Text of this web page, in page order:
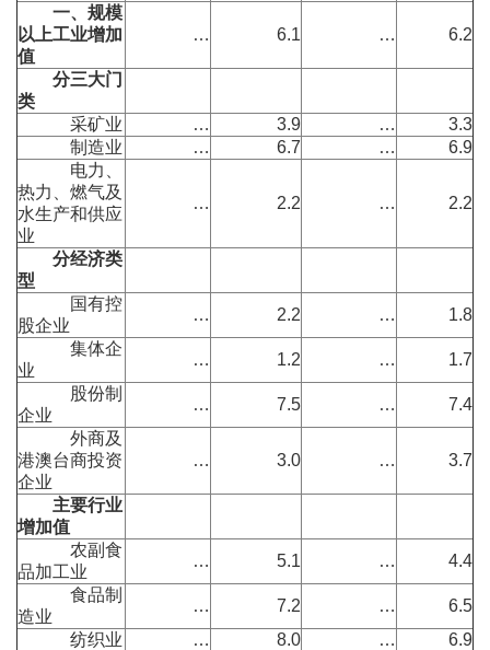
一、规模
以上工业增加
值
… 6.1 … 6.2
分三大门
类
采矿业
… 3.9 …
3.3
制造业
… 6.7 …
6.9
电力、
热力、燃气及
水生产和供应
业
… 2.2 … 2.2
分经济类
型
国有控
股企业
… 2.2 …
1.8
集体企
业
… 1.2 …
1.7
股份制
企业
… 7.5 …
7.4
外商及
港澳台商投资
企业
… 3.0 … 3.7
主要行业
增加值
农副食
品加工业
… 5.1 …
4.4
食品制
造业
… 7.2 …
6.5
纺织业
… 8.0 …
6.9